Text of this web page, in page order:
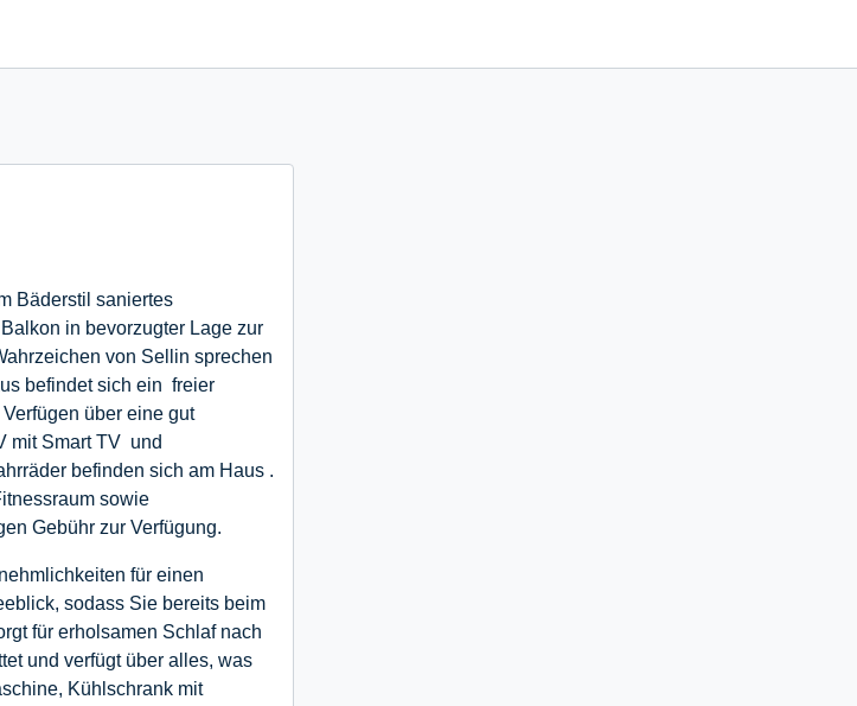
Bäderstil saniertes
in bevorzugter Lage zur
von Sellin sprechen
befindet sich ein freier
über eine gut
mit Smart TV und
befinden sich am Haus .
sowie
Gebühr zur Verfügung.
für einen
sodass Sie bereits beim
für erholsamen Schlaf nach
und verfügt über alles, was
Kühlschrank mit